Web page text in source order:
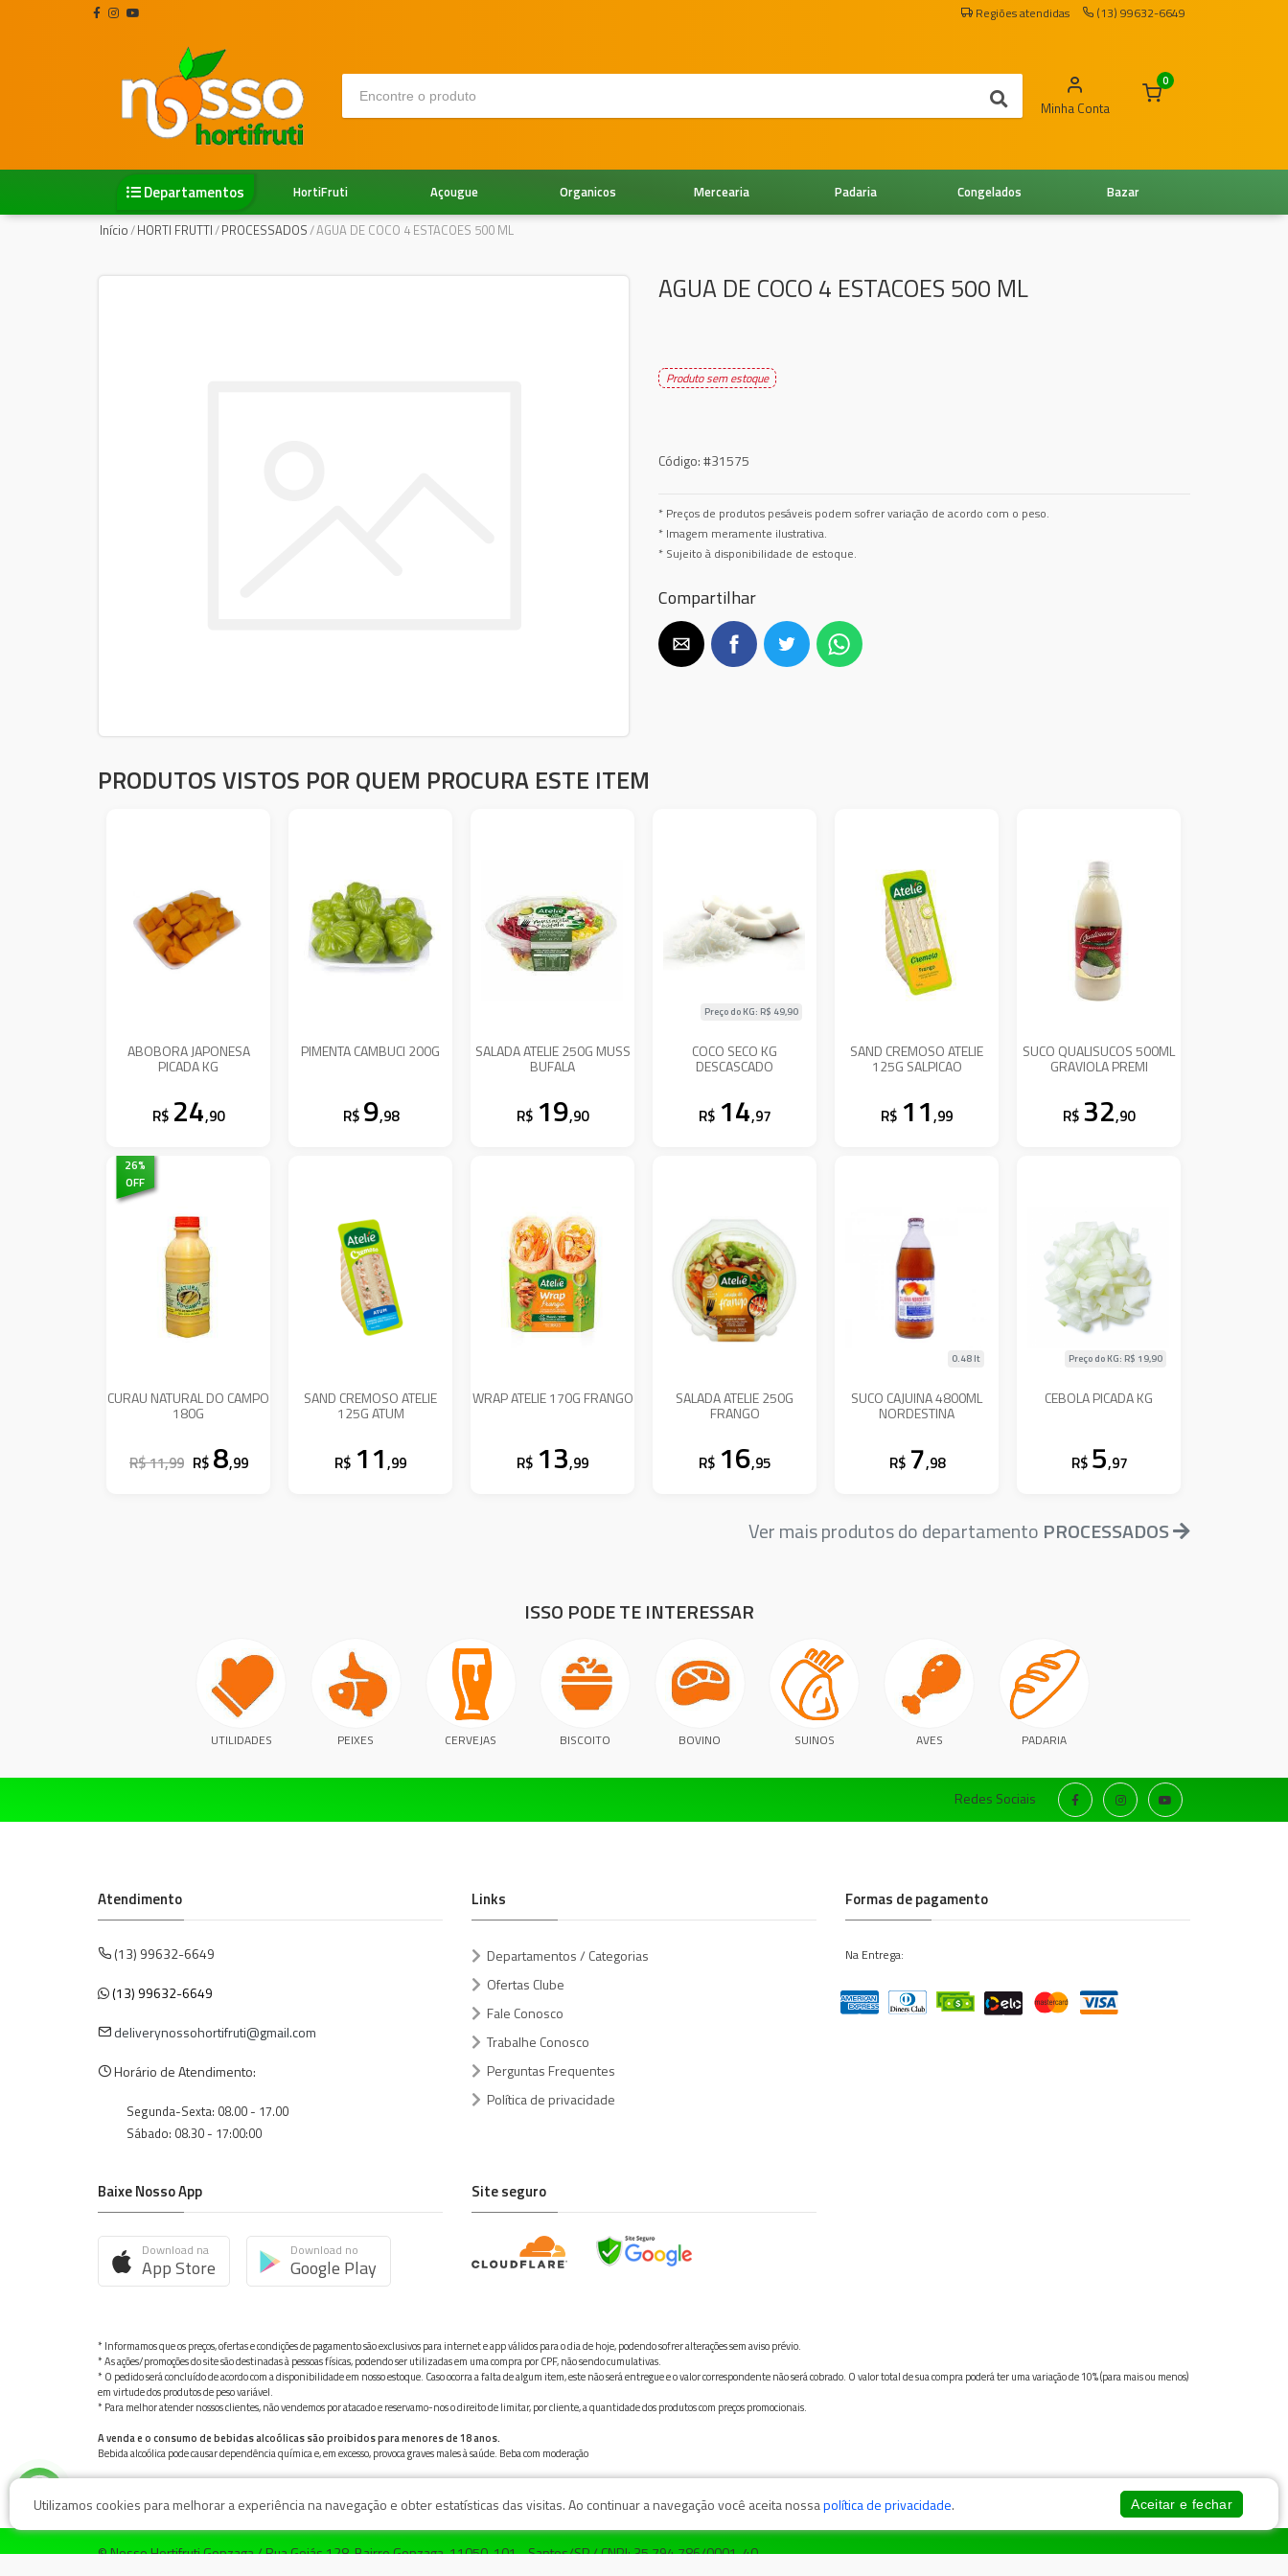
Regiões atendidas (13) 99632-6649
Minha Conta
0
Departamentos Bazar
Congelados
Padaria
Mercearia
Organicos
Açougue
HortiFruti
Início/HORTI FRUTTI/PROCESSADOS/AGUA DE COCO 4 ESTACOES 500 ML
AGUA DE COCO 4 ESTACOES 500 ML
Produto sem estoque
Código:#31575
* Preços de produtos pesáveis podem sofrer variação de acordo com o peso.
* Imagem meramente ilustrativa.
* Sujeito à disponibilidade de estoque.
Compartilhar
PRODUTOS VISTOS POR QUEM PROCURA ESTE ITEM
ABOBORA JAPONESA
PICADA KG
R$ 24,90
PIMENTA CAMBUCI 200G
R$ 9,98
SALADA ATELIE 250G MUSS
BUFALA
R$ 19,90
COCO SECO KG
DESCASCADO
Preço do KG: R$ 49,90
R$ 14,97
SAND CREMOSO ATELIE
125G SALPICAO
R$ 11,99
SUCO QUALISUCOS 500ML
GRAVIOLA PREMI
R$ 32,90
26%
OFF
CURAU NATURAL DO CAMPO
180G
R$ 11,99 R$ 8,99
SAND CREMOSO ATELIE
125G ATUM
R$ 11,99
WRAP ATELIE 170G FRANGO
R$ 13,99
SALADA ATELIE 250G
FRANGO
R$ 16,95
SUCO CAJUINA 4800ML
NORDESTINA
0.48 lt
R$ 7,98
CEBOLA PICADA KG
Preço do KG: R$ 19,90
R$ 5,97
Ver mais produtos do departamento PROCESSADOS
ISSO PODE TE INTERESSAR
UTILIDADES PEIXES CERVEJAS BISCOITO BOVINO SUINOS AVES PADARIA
Redes Sociais
Atendimento
(13) 99632-6649
(13) 99632-6649
deliverynossohortifruti@gmail.com
Horário de Atendimento:
Segunda-Sexta: 08.00 - 17.00
Sábado: 08.30 - 17:00:00
Links
Departamentos / Categorias
Ofertas Clube
Fale Conosco
Trabalhe Conosco
Perguntas Frequentes
Política de privacidade
Formas de pagamento
Na Entrega:
Baixe Nosso App
Download na
App Store
Download no
Google Play
Site seguro
* Informamos que os preços, ofertas e condições de pagamento são exclusivos para internet e app válidos para o dia de hoje, podendo sofrer alterações sem aviso prévio.
* As ações/promoções do site são destinadas à pessoas físicas, podendo ser utilizadas em uma compra por CPF, não sendo cumulativas.
* O pedido será concluído de acordo com a disponibilidade em nosso estoque. Caso ocorra a falta de algum item, este não será entregue e o valor correspondente não será cobrado. O valor total de sua compra poderá ter uma variação de 10% (para mais ou menos)
em virtude dos produtos de peso variável.
* Para melhor atender nossos clientes, não vendemos por atacado e reservamo-nos o direito de limitar, por cliente, a quantidade dos produtos com preços promocionais.
A venda e o consumo de bebidas alcoólicas são proibidos para menores de 18 anos.
Bebida alcoólica pode causar dependência química e, em excesso, provoca graves males à saúde. Beba com moderação
© Nosso Hortifruti Gonzaga / Rua Goiás 128, Bairro Gonzaga, 11050-101 - Santos/SP / CNPJ: 35.794.786/0001-40
Utilizamos cookies para melhorar a experiência na navegação e obter estatísticas das visitas. Ao continuar a navegação você aceita nossapolítica de privacidade. Aceitar e fechar